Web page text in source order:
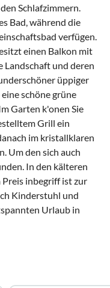
Schlafzimmern.
Bad, während die
verfügen.
einen Balkon mit
Landschaft und deren
üppiger
schöne grüne
Garten k'onen Sie
Grill ein
im kristallklaren
Um den sich auch
In den kälteren
Preis inbegriff ist zur
Kinderstuhl und
Urlaub in